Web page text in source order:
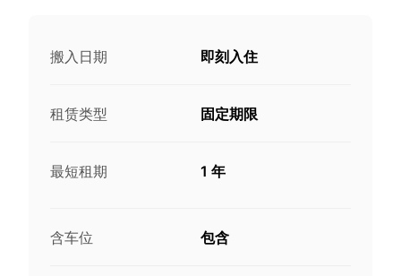
搬入日期 即刻入住
租赁类型 固定期限
最短租期 1 年
含车位 包含